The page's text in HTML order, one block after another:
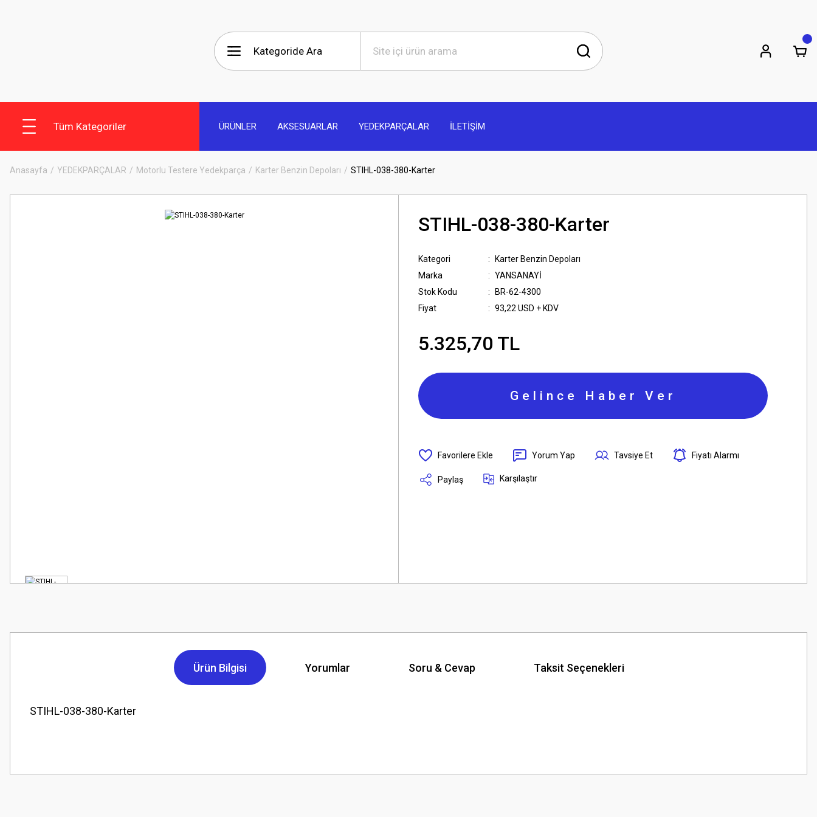
Tüm Kategoriler ÜRÜNLER AKSESUARLAR YEDEKPARÇALAR İLETİŞİM
Anasayfa YEDEKPARÇALAR Motorlu Testere Yedekparça Karter Benzin Depoları STIHL-038-380-Karter
STIHL-038-380-Karter
Kategori
Karter Benzin Depoları
Marka
YANSANAYİ
Stok Kodu
BR-62-4300
Fiyat
93,22 USD + KDV
5.325,70 TL
Gelince Haber Ver
Yorum Yap Tavsiye Et Fiyatı Alarmı
Paylaş Karşılaştır
Ürün Bilgisi Yorumlar Soru & Cevap Taksit Seçenekleri
STIHL-038-380-Karter